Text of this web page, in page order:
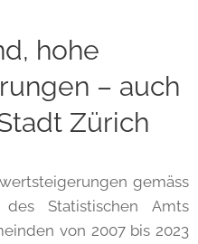
hohe
– auch
Zürich
gemäss
des Statistischen Amts
von 2007 bis 2023